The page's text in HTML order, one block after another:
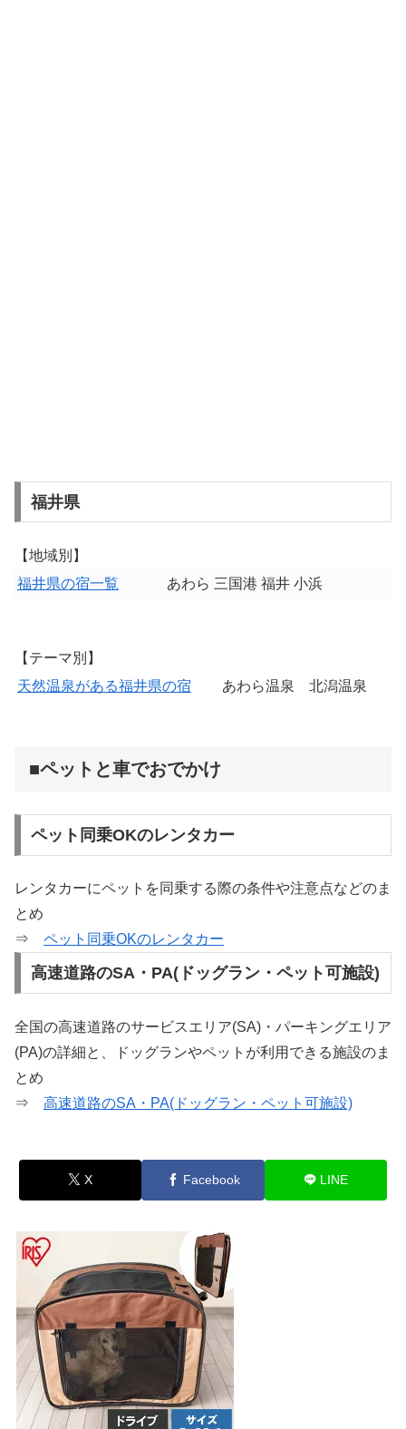
福井県
【地域別】
福井県の宿一覧
あわら 三国港 福井 小浜
【テーマ別】
天然温泉がある福井県の宿
あわら温泉 北潟温泉
■ペットと車でおでかけ
ペット同乗OKのレンタカー
レンタカーにペットを同乗する際の条件や注意点などのま
とめ
⇒ ペット同乗OKのレンタカー
高速道路のSA・PA(ドッグラン・ペット可施設)
全国の高速道路のサービスエリア(SA)・パーキングエリア
(PA)の詳細と、ドッグランやペットが利用できる施設のま
とめ
⇒ 高速道路のSA・PA(ドッグラン・ペット可施設)
X Facebook LINE